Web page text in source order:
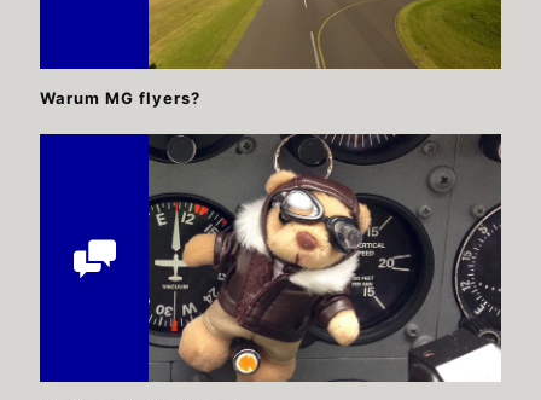
Warum MG flyers?